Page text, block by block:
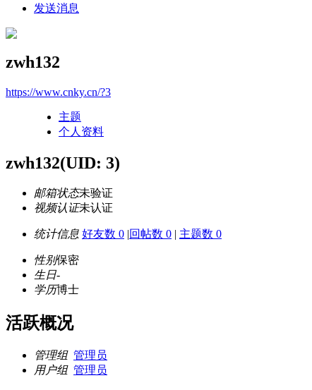
发送消息
zwh132
https://www.cnky.cn/?3
主题
个人资料
zwh132(UID: 3)
邮箱状态未验证
视频认证未认证
统计信息 好友数 0 |回帖数 0 | 主题数 0
性别保密
生日-
学历博士
活跃概况
管理组 管理员
用户组 管理员